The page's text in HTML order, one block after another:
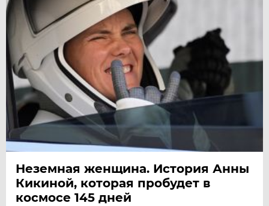
Неземная женщина. История Анны
Кикиной, которая пробудет в
космосе 145 дней